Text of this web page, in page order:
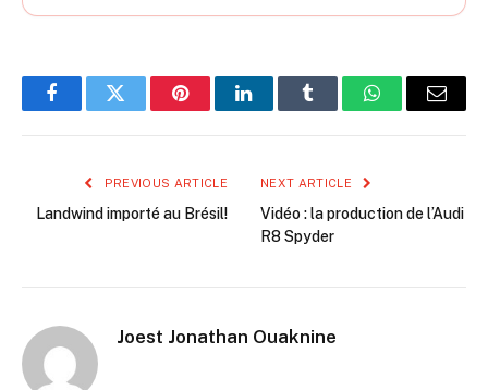
FacebookTwitter PinterestLinkedInTumblr WhatsAppEmail
PREVIOUS ARTICLE
Landwind importé au Brésil!
NEXT ARTICLE
Vidéo : la production de l’Audi
R8 Spyder
Joest Jonathan Ouaknine